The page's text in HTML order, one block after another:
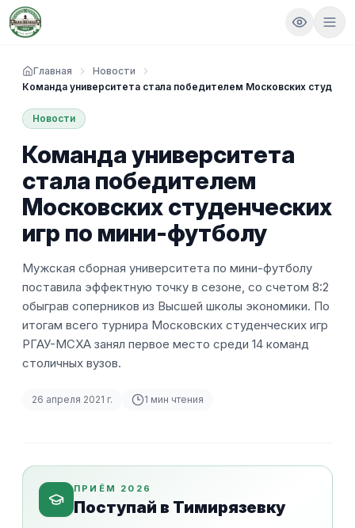
Главная
Новости
Команда университета стала победителем Московских
Новости
Команда университета
стала победителем
Московских студенческих
игр по мини-футболу
Мужская сборная университета по мини-футболу
поставила эффектную точку в сезоне, со счетом 8:2
обыграв соперников из Высшей школы экономики. По
итогам всего турнира Московских студенческих игр
РГАУ-МСХА занял первое место среди 14 команд
столичных вузов.
26 апреля 2021 г. 1 мин чтения
ПРИЁМ 2026
Поступай в Тимирязевку